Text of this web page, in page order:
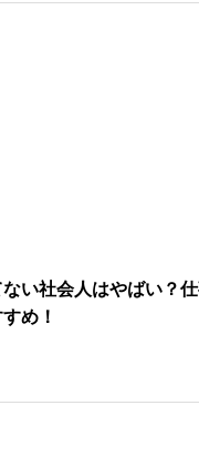
い社会人はやばい？
め！